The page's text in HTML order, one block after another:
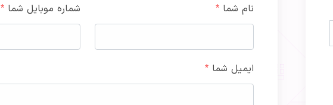
نام شما * شماره موبایل شما*
ایمیل شما *